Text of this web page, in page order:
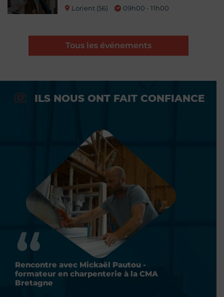
Lorient (56) 09h00 - 11h00
Tous les événements
ILS NOUS ONT FAIT CONFIANCE
Rencontre avec Mickaël Pautou -
formateur en charpenterie à la CMA
Bretagne